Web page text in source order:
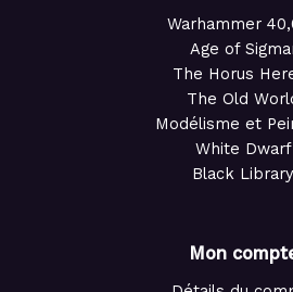
Warhammer
Age of
The Horus
The Old
Modélisme et
White Dwarf
Black Library
Mon